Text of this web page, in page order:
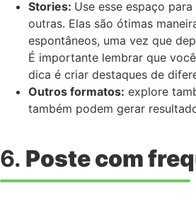
Stories: Use esse espaço
outras. Elas são ótimas
espontâneos, uma vez que
É importante lembrar que
dica é criar destaques de
Outros formatos: explore
também podem gerar
6. Poste com